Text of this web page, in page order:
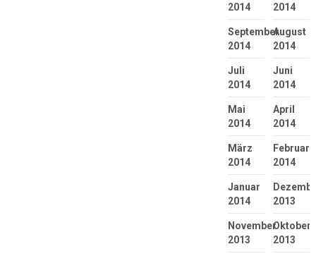
2014
2014
September
2014
August
2014
Juli
2014
Juni
2014
Mai
2014
April
2014
März
2014
Februar
2014
Januar
2014
2013
November
2013
Oktober
2013